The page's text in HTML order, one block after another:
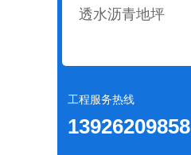
透水沥青地坪
工程服务热线
13926209858